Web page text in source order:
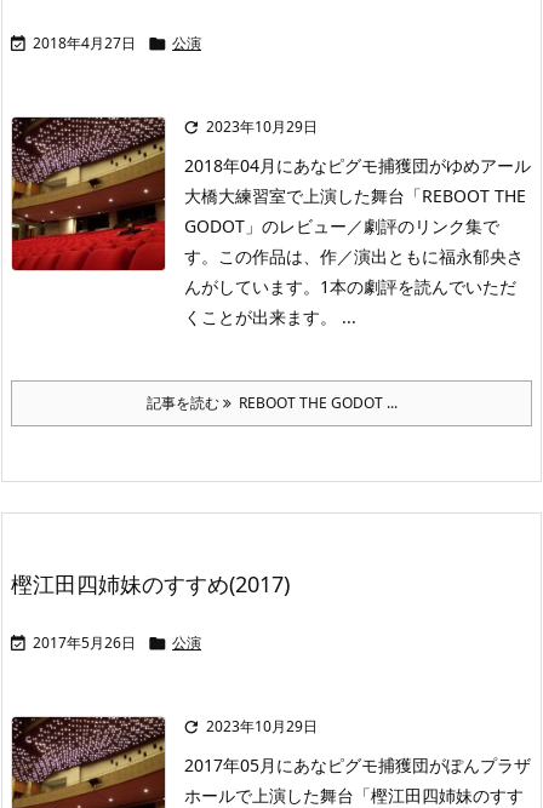
 2018年4月27日  公演
 2023年10月29日
2018年04月にあなピグモ捕獲団がゆめアール
大橋大練習室で上演した舞台「REBOOT THE
GODOT」のレビュー／劇評のリンク集で
す。この作品は、作／演出ともに福永郁央さ
んがしています。1本の劇評を読んでいただ
くことが出来ます。 ...
記事を読む REBOOT THE GODOT ...
樫江田四姉妹のすすめ(2017)
 2017年5月26日  公演
 2023年10月29日
2017年05月にあなピグモ捕獲団がぽんプラザ
ホールで上演した舞台「樫江田四姉妹のすす